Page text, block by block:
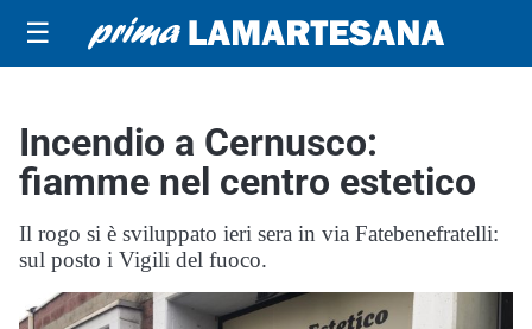
☰
Incendio a Cernusco:
fiamme nel centro estetico
Il rogo si è sviluppato ieri sera in via Fatebenefratelli:
sul posto i Vigili del fuoco.